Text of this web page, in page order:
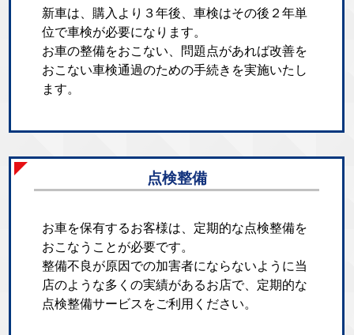
新車は、購入より３年後、車検はその後２年単
位で車検が必要になります。
お車の整備をおこない、問題点があれば改善を
おこない車検通過のための手続きを実施いたし
ます。
点検整備
お車を保有するお客様は、定期的な点検整備を
おこなうことが必要です。
整備不良が原因での加害者にならないように当
店のような多くの実績があるお店で、定期的な
点検整備サービスをご利用ください。